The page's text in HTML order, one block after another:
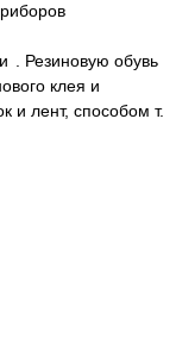
. Резиновую обувь
клея и
и лент, способом т.